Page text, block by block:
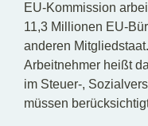
EU-Kommission
11,3 Millionen EU-
anderen
Arbeitnehmer heißt
im Steuer-,
müssen